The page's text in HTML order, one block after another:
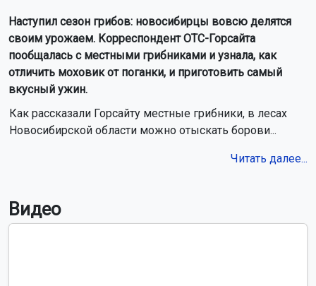
В 2027 году у новосибирцев будет семь коротких рабочих
недель
Застройщик снесёт аварийный дом в Новосибирске ради
нового микрорайона
Хэтчбек перевернулся на крышу после ДТП в Новосибирске
Россия обогнала Германию и заняла пятое место в мире по
Новосибирских студентов просят придумать вопросы для
экономического диктанта